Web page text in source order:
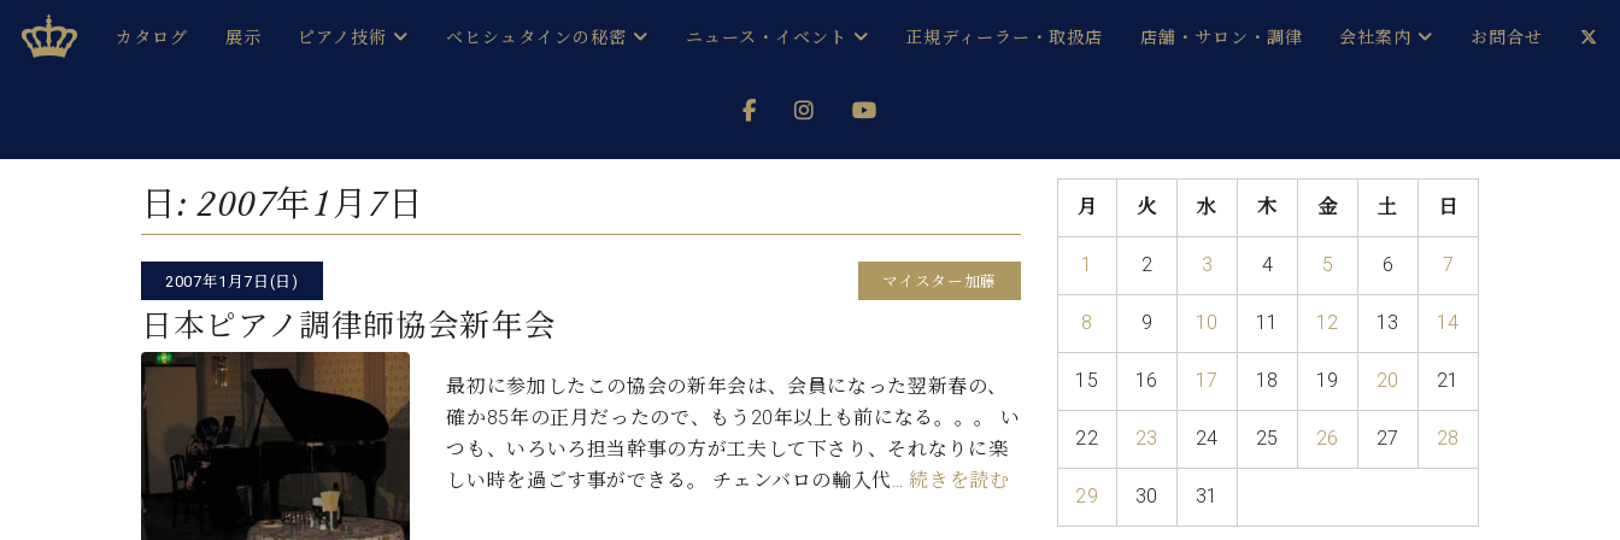
ベヒシュタインジャパン公式サイト
BECHSTEIN JAPAN Official Site
カタログ
C.ベヒシュタイン コンサート / C.ベヒシュタイン レジデンス
C.ベヒシュタイン コンサート
展示 ピアノ技術
音色とタッチ
み
ピアノ製造番号
ベヒシュタインの秘密
ベヒシュタインの音色
ベヒシュタインを弾く前に
ベヒシュタイン・シューレ
ニュース・イベント
メルマガ会員登録ご案内
(お知らせ・メディア情報)
正規ディーラー・取扱店 店舗・サロン・調律
趣味から本格的に学ぶ方まで大歓迎。ベヒシュタイン・シューレ音楽教室
ベヒシュタイン・セントラム 東京
ホール・スタジオレンタル
ホール・スタジオ空き状況
動画収録サービス
本社：八王子・技術営業センター
スタッフご挨拶
技術者紹介
展示情報【ユーロピアノ特選中古】
イベント情報
八王子工房ブログ
会社案内
ベヒシュタイン・ジャパンブログ
お問合せ
日: 2007年1月7日
2007年1月7日(日) マイスター加藤
日本ピアノ調律師協会新年会
最初に参加したこの協会の新年会は、会員になった翌新春の、
確か85年の正月だったので、もう20年以上も前になる。。。 い
つも、いろいろ担当幹事の方が工夫して下さり、それなりに楽
しい時を過ごす事ができる。 チェンバロの輸入代…続きを読む
月 火 水 木 金 土 日
1 2 3 4 5 6 7
8 9 10 11 12 13 14
15 16 17 18 19 20 21
22 23 24 25 26 27 28
29 30 31